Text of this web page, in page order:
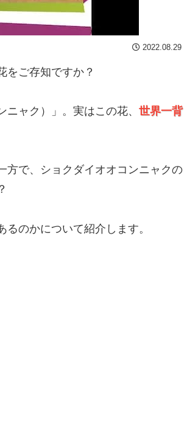
2022.08.29
をご存知ですか？
ャク）」。実はこの花、 世界一背
方で、ショクダイオオコンニャクの
のかについて紹介します。